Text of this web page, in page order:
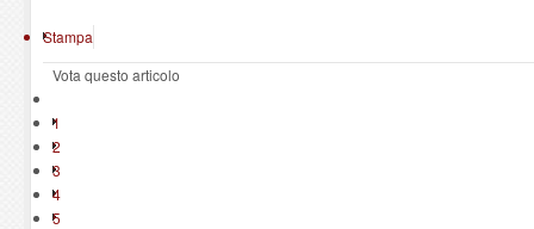
Stampa
Vota questo articolo
1
2
3
4
5